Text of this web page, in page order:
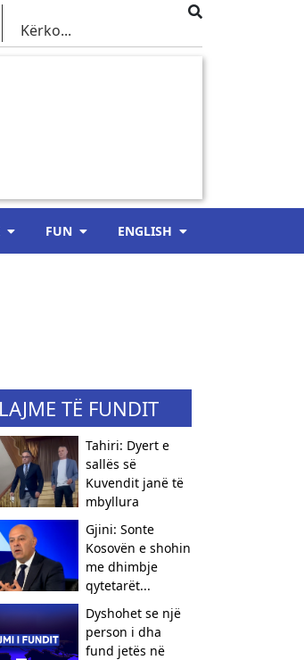
FUN ENGLISH
LAJME TË FUNDIT
Tahiri: Dyert e
sallës së
Kuvendit janë të
mbyllura
Gjini: Sonte
Kosovën e shohin
me dhimbje
qytetarët...
Dyshohet se një
person i dha
fund jetës në